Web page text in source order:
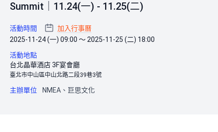
Summit｜11.24(一) - 11.25(二)
活動時間
加入行事曆
2025-11-24 (一) 09:00 ～ 2025-11-25 (二) 18:00
活動地點
台北晶華酒店 3F宴會廳
臺北市中山區中山北路二段39巷3號
主辦單位 NMEA、巨思文化